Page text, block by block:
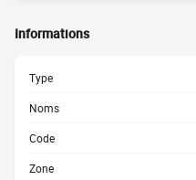
Informations
Type
Noms
Code
Zone